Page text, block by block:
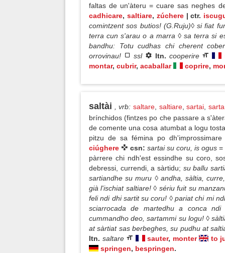
faltas de un'àteru = cuare sas neghes
cadhicare, saltiare, zúchere | ctr.
comintzent sos butios! (G.Ruju)◊ si fiat
terra cun s'arau o a marra ◊ sa terra si
bandhu: Totu cudhas chi cherent
orrovinau!
ssl ltn. cooperire
montar, cubrir, acaballar coprire,
saltài , vrb: saltare, saltiare,sartai
brínchidos (fintzes po che passare a
de comente una cosa atumbat a logu
pitzu de sa fémina po
ciúghere
csn: sartai su coru, is ogus=
pàrrere chi ndh'est essindhe su coro,
debressi, currendi, a sàrtidu; su ballu
sartiandhe su muru ◊ andha, sàltia,
già l'ischiat saltiare! ◊ sériu fuit su
feli ndi dhi sartit su coru! ◊ pariat chi mi
sciarrocada de martedhu a conca
cummandho deo, sartammi su logu! ◊
at sàrtiat sas berbeghes, su pudhu at
ltn. saltare sauter, monter
to
springen, bespringen.